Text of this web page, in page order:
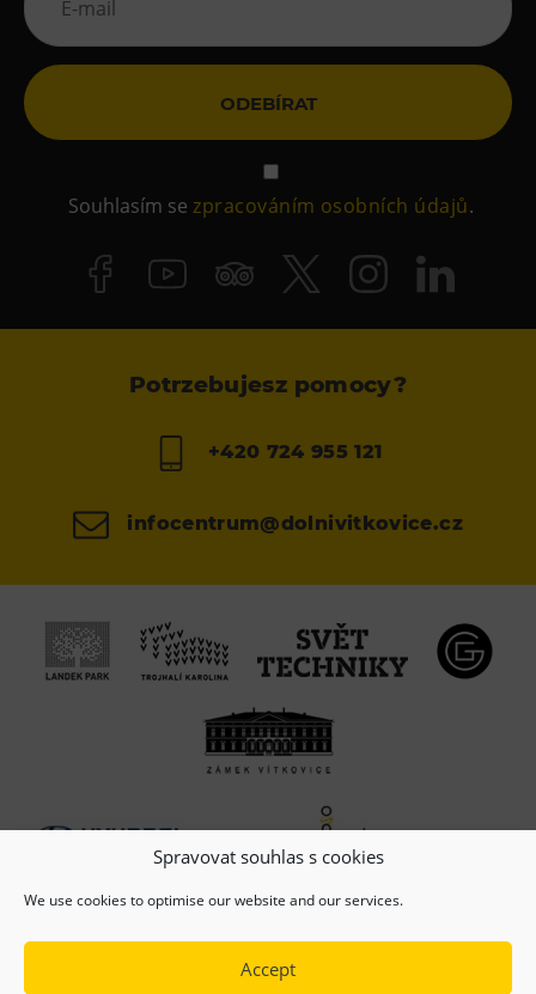
Spravovat souhlas s cookies
We use cookies to optimise our website and our services.
Accept
ODEBÍRAT
Souhlasím sezpracováním osobních údajů.
Potrzebujesz pomocy?
+420 724 955 121
infocentrum@dolnivitkovice.cz